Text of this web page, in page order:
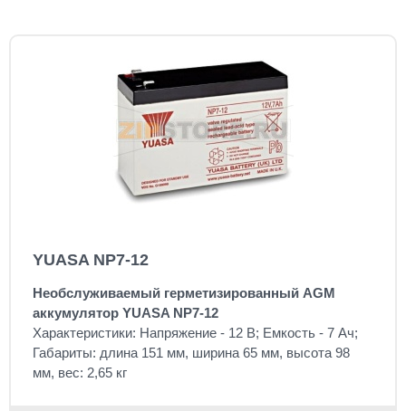
YUASA NP7-12
Необслуживаемый герметизированный AGM
аккумулятор YUASA NP7-12
Характеристики: Напряжение - 12 В; Емкость - 7 Ач;
Габариты: длина 151 мм, ширина 65 мм, высота 98
мм, вес: 2,65 кг